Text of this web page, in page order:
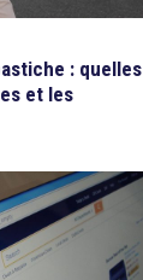
: quelles
et les